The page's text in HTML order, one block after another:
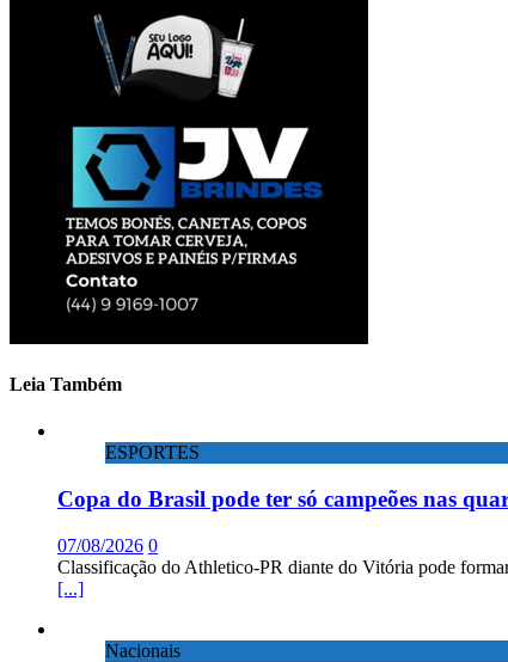
Leia Também
ESPORTES
Copa do Brasil pode ter só campeões nas
07/08/2026 0
Classificação do Athletico-PR diante do Vitória pode
[...]
Nacionais